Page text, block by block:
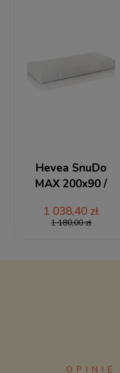
Hevea SnuDo
MAX 200x90 /
wysokoelastyczny
+ RABAT
1 180,00 zł
1 038,40 zł
OPINIE